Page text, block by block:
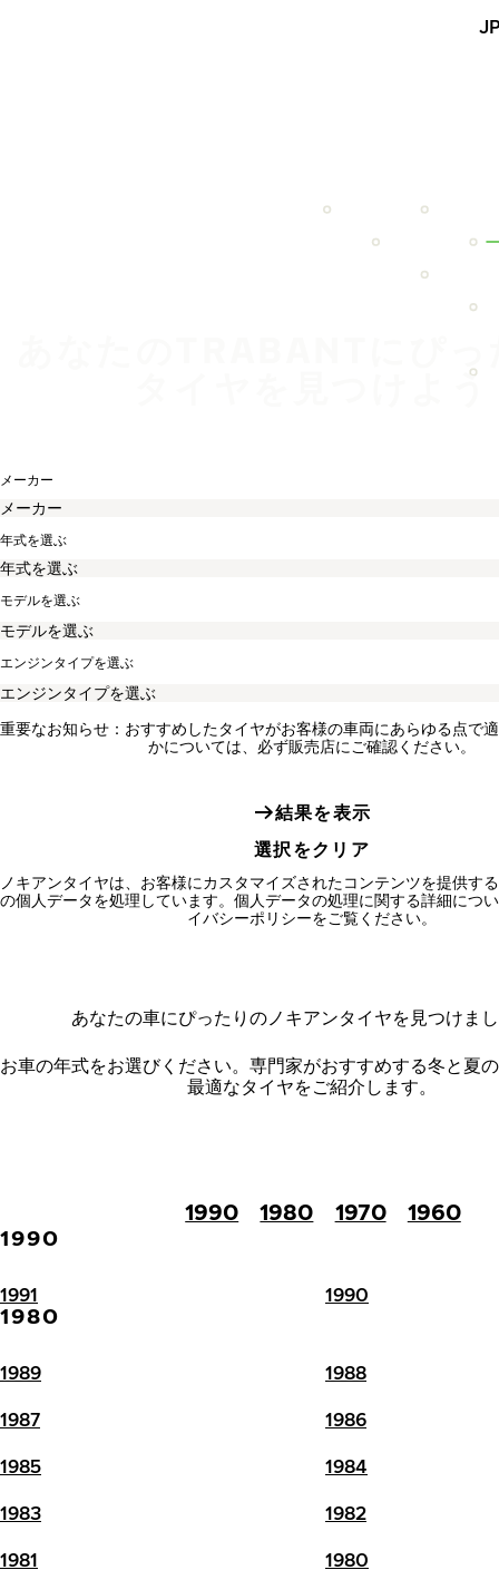
タイヤを見つけよう
メーカー
年式を選ぶ
モデルを選ぶ
エンジンタイプを選ぶ
重要なお知らせ：おすすめしたタイヤがお客様の車両にあらゆる点で
かについては、必ず販売店にご確認ください。
結果を表示
選択をクリア
ノキアンタイヤは、お客様にカスタマイズされたコンテンツを提供す
の個人データを処理しています。個人データの処理に関する詳細につ
イバシーポリシーをご覧ください。
あなたの車にぴったりのノキアンタイヤを見つけま
お車の年式をお選びください。 専門家がおすすめする冬と夏
最適なタイヤをご紹介します。
1990 1980 1970 1960
1990
1991 1990
1980
1989 1988
1987 1986
1985 1984
1983 1982
1981 1980